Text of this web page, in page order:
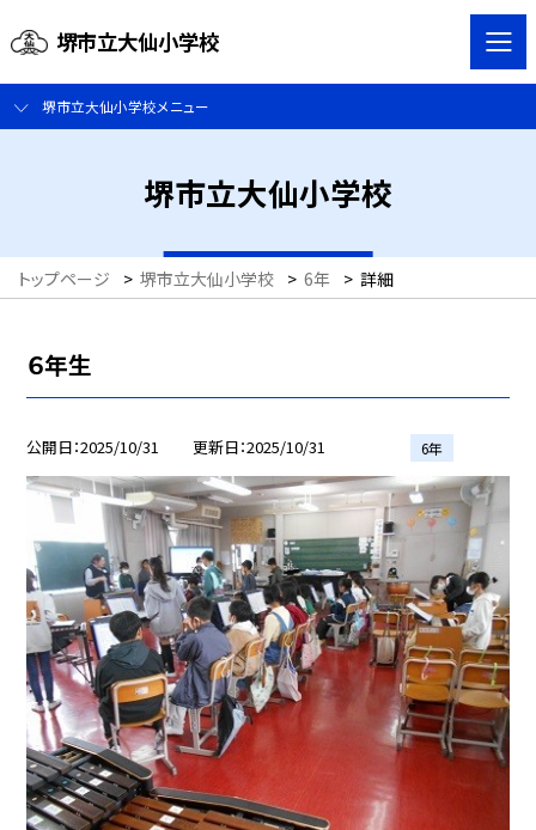
堺市立大仙小学校
堺市立大仙小学校メニュー
堺市立大仙小学校
トップページ > 堺市立大仙小学校 > 6年 > 詳細
６年生
公開日 2025/10/31 更新日 2025/10/31 6年